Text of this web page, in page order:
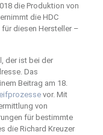
die Produktion von
die HDC
diesen Hersteller –
der ist bei der
Das
Beitrag am 18.
vor. Mit
von
für bestimmte
die Richard Kreuzer